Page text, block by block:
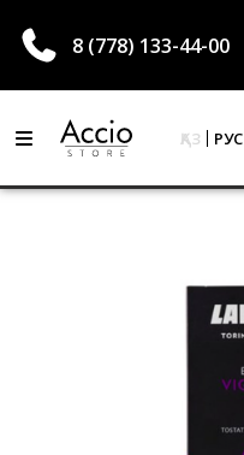
8 (778) 133-44-00
ҚАЗ РУС